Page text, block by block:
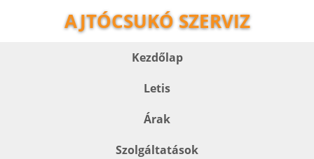
AJTÓCSUKÓ SZERVIZ
Kezdőlap
Letis
Árak
Szolgáltatások